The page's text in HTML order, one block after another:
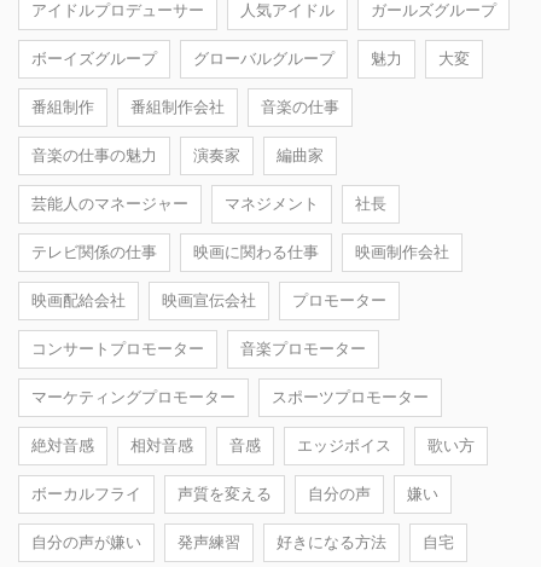
アイドルプロデューサー 人気アイドル ガールズグループ
ボーイズグループ グローバルグループ 魅力 大変
番組制作 番組制作会社 音楽の仕事
音楽の仕事の魅力 演奏家 編曲家
芸能人のマネージャー マネジメント 社長
テレビ関係の仕事 映画に関わる仕事 映画制作会社
映画配給会社 映画宣伝会社 プロモーター
コンサートプロモーター 音楽プロモーター
マーケティングプロモーター スポーツプロモーター
絶対音感 相対音感 音感 エッジボイス 歌い方
ボーカルフライ 声質を変える 自分の声 嫌い
自分の声が嫌い 発声練習 好きになる方法 自宅